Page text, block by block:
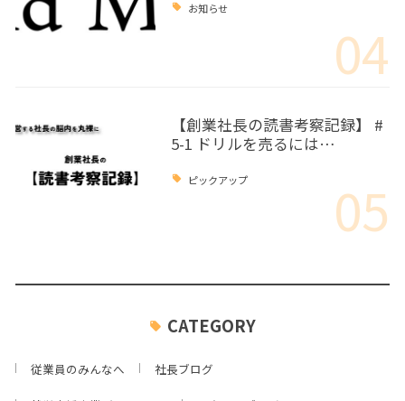
お知らせ
04
【創業社長の読書考察記録】 #
5-1 ドリルを売るには…
ピックアップ 05
CATEGORY
従業員のみんなへ 社長ブログ